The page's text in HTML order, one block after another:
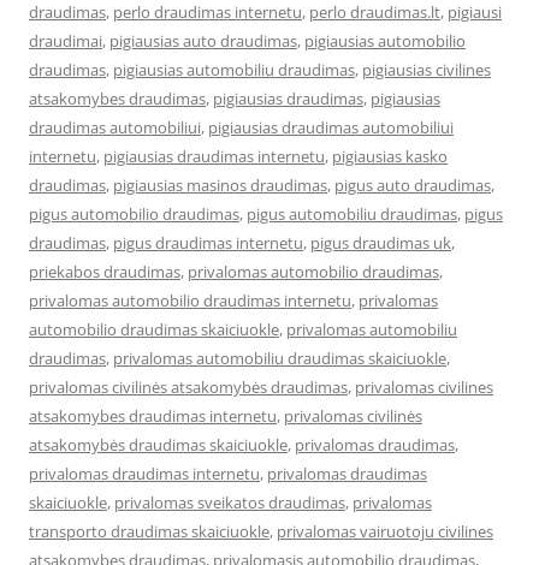
draudimas, perlo draudimas internetu, perlo draudimas.lt, pigiausi
draudimai, pigiausias auto draudimas, pigiausias automobilio
draudimas, pigiausias automobiliu draudimas, pigiausias civilines
atsakomybes draudimas, pigiausias draudimas, pigiausias
draudimas automobiliui, pigiausias draudimas automobiliui
internetu, pigiausias draudimas internetu, pigiausias kasko
draudimas, pigiausias masinos draudimas, pigus auto draudimas,
pigus automobilio draudimas, pigus automobiliu draudimas, pigus
draudimas, pigus draudimas internetu, pigus draudimas uk,
priekabos draudimas, privalomas automobilio draudimas,
privalomas automobilio draudimas internetu, privalomas
automobilio draudimas skaiciuokle, privalomas automobiliu
draudimas, privalomas automobiliu draudimas skaiciuokle,
privalomas civilinės atsakomybės draudimas, privalomas civilines
atsakomybes draudimas internetu, privalomas civilinės
atsakomybės draudimas skaiciuokle, privalomas draudimas,
privalomas draudimas internetu, privalomas draudimas
skaiciuokle, privalomas sveikatos draudimas, privalomas
transporto draudimas skaiciuokle, privalomas vairuotoju civilines
atsakomybes draudimas, privalomasis automobilio draudimas,